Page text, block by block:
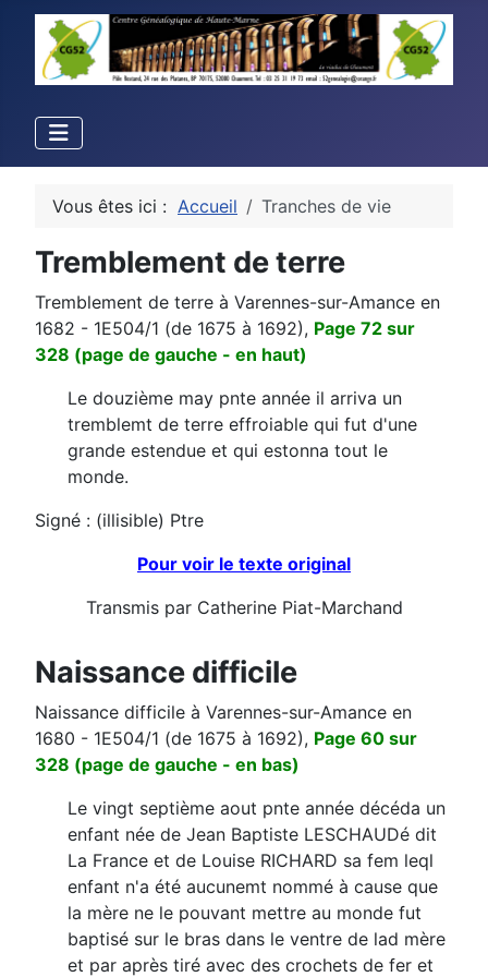
Vous êtes ici : Accueil Tranches de vie
Tremblement de terre
Tremblement de terre à Varennes-sur-Amance en
1682 - 1E504/1 (de 1675 à 1692), Page 72 sur
328 (page de gauche - en haut)
Le douzième may pnte année il arriva un
tremblemt de terre effroiable qui fut d'une
grande estendue et qui estonna tout le
monde.
Signé : (illisible) Ptre
Pour voir le texte original
Transmis par Catherine Piat-Marchand
Naissance difficile
Naissance difficile à Varennes-sur-Amance en
1680 - 1E504/1 (de 1675 à 1692), Page 60 sur
328 (page de gauche - en bas)
Le vingt septième aout pnte année décéda un
enfant née de Jean Baptiste LESCHAUDé dit
La France et de Louise RICHARD sa fem leql
enfant n'a été aucunemt nommé à cause que
la mère ne le pouvant mettre au monde fut
baptisé sur le bras dans le ventre de lad mère
et par après tiré avec des crochets de fer et